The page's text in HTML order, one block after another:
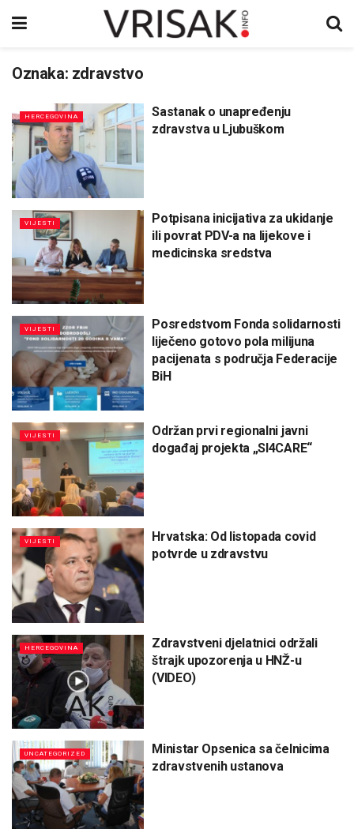
Oznaka: zdravstvo
HERCEGOVINA
Sastanak o unapređenju
zdravstva u Ljubuškom
VIJESTI
Potpisana inicijativa za ukidanje
ili povrat PDV-a na lijekove i
medicinska sredstva
VIJESTI
Posredstvom Fonda solidarnosti
liječeno gotovo pola milijuna
pacijenata s područja Federacije
BiH
VIJESTI
Održan prvi regionalni javni
događaj projekta „SI4CARE“
VIJESTI
Hrvatska: Od listopada covid
potvrde u zdravstvu
HERCEGOVINA
Zdravstveni djelatnici održali
štrajk upozorenja u HNŽ-u
(VIDEO)
UNCATEGORIZED
Ministar Opsenica sa čelnicima
zdravstvenih ustanova